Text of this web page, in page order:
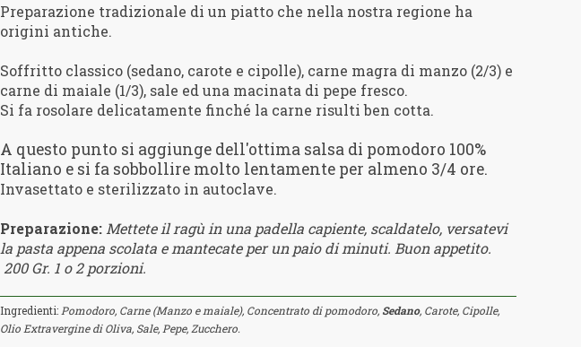
Preparazione tradizionale di un piatto che nella nostra regione ha
origini antiche.
Soffritto classico (sedano, carote e cipolle), carne magra di manzo (2/3) e
carne di maiale (1/3), sale ed una macinata di pepe fresco.
Si fa rosolare delicatamente finché la carne risulti ben cotta.
A questo punto si aggiunge dell'ottima salsa di pomodoro 100%
Italiano e si fa sobbollire molto lentamente per almeno 3/4 ore.
Invasettato e sterilizzato in autoclave.
Preparazione: Mettete il ragù in una padella capiente, scaldatelo, versatevi
la pasta appena scolata e mantecate per un paio di minuti. Buon appetito.
200 Gr. 1 o 2 porzioni.
Ingredienti: Pomodoro, Carne (Manzo e maiale), Concentrato di pomodoro, Sedano, Carote, Cipolle,
Olio Extravergine di Oliva, Sale, Pepe, Zucchero.